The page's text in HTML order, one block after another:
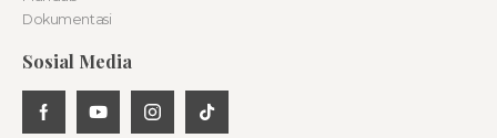
Dokumentasi
Sosial Media